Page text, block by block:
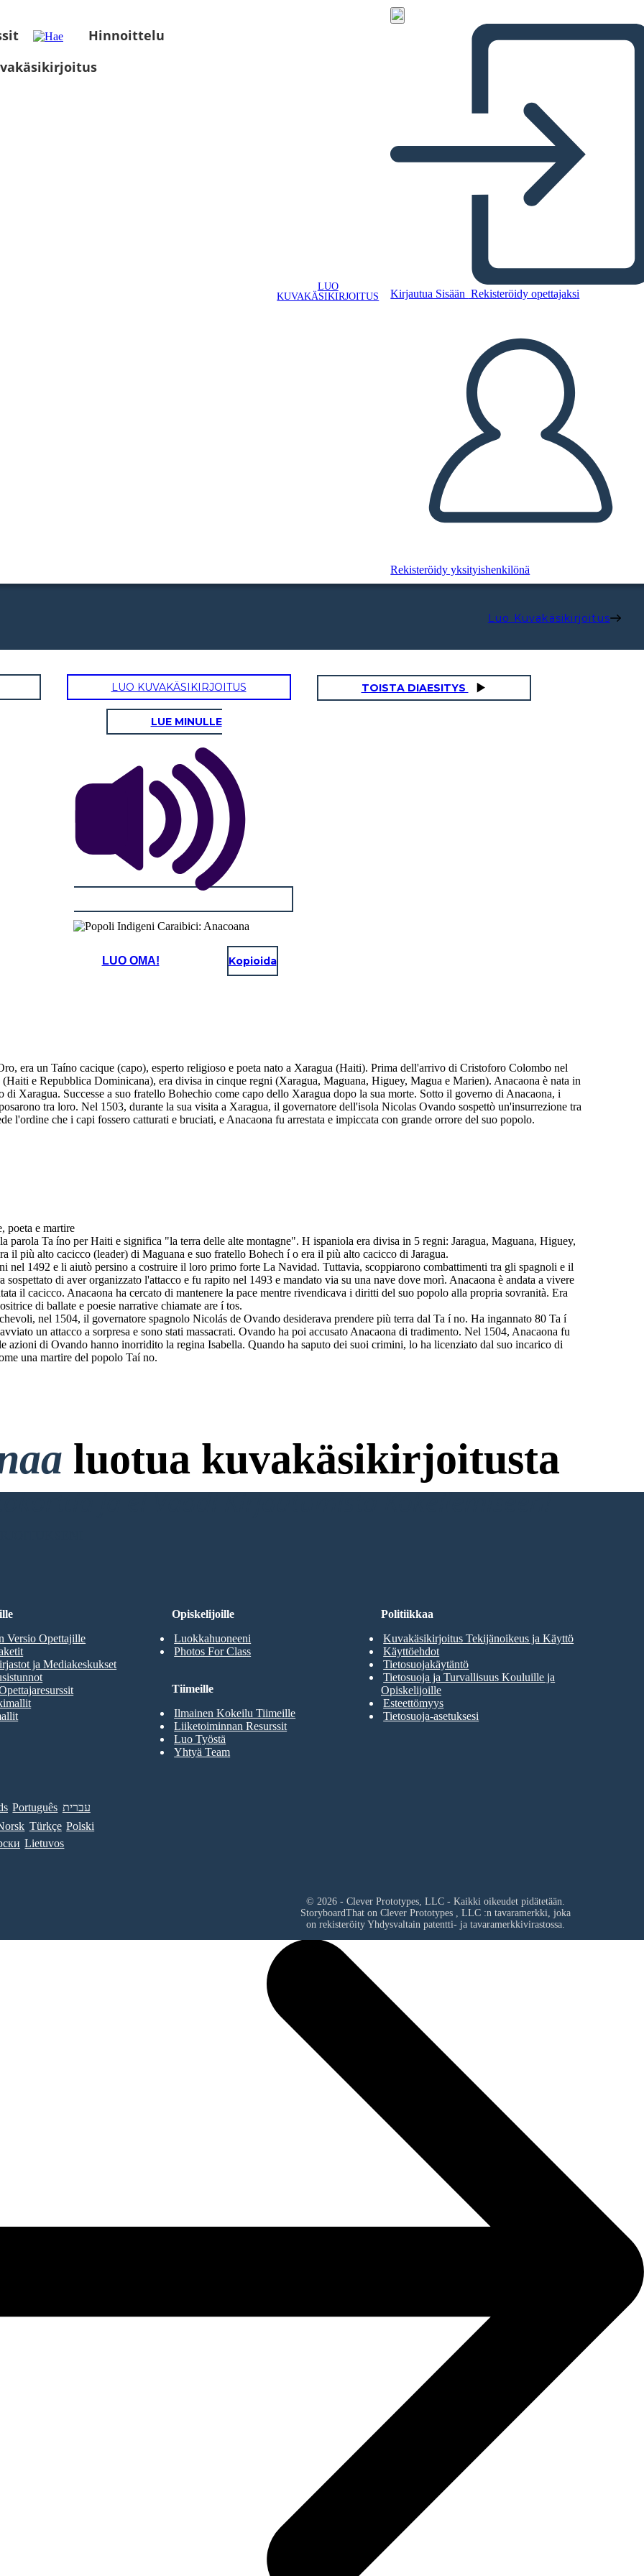
Hinnoittelu
LUO
KUVAKÄSIKIRJOITUS
Kirjautua Sisään Rekisteröidy opettajaksi
Rekisteröidy yksityishenkilönä
Luo Kuvakäsikirjoitus
LUO KUVAKÄSIKIRJOITUS TOISTA DIAESITYS
LUE MINULLE
LUO OMA! Kopioida
era un Taíno cacique (capo), esperto religioso e poeta nato a Xaragua (Haiti). Prima dell'arrivo di Cristoforo Colombo nel
e Repubblica Dominicana), era divisa in cinque regni (Xaragua, Maguana, Higuey, Magua e Marien). Anacaona è nata in
Xaragua. Successe a suo fratello Bohechio come capo dello Xaragua dopo la sua morte. Sotto il governo di Anacaona, i
tra loro. Nel 1503, durante la sua visita a Xaragua, il governatore dell'isola Nicolas Ovando sospettò un'insurrezione tra
l'ordine che i capi fossero catturati e bruciati, e Anacaona fu arrestata e impiccata con grande orrore del suo popolo.
poeta e martire
parola Ta íno per Haiti e significa "la terra delle alte montagne". H ispaniola era divisa in 5 regni: Jaragua, Maguana, Higuey,
il più alto cacicco (leader) di Maguana e suo fratello Bohech í o era il più alto cacicco di Jaragua.
nel 1492 e li aiutò persino a costruire il loro primo forte La Navidad. Tuttavia, scoppiarono combattimenti tra gli spagnoli e il
di aver organizzato l'attacco e fu rapito nel 1493 e mandato via su una nave dove morì. Anacaona è andata a vivere
il cacicco. Anacaona ha cercato di mantenere la pace mentre rivendicava i diritti del suo popolo alla propria sovranità. Era
di ballate e poesie narrative chiamate are í tos.
nel 1504, il governatore spagnolo Nicolás de Ovando desiderava prendere più terra dal Ta í no. Ha ingannato 80 Ta í
un attacco a sorpresa e sono stati massacrati. Ovando ha poi accusato Anacaona di tradimento. Nel 1504, Anacaona fu
azioni di Ovando hanno inorridito la regina Isabella. Quando ha saputo dei suoi crimini, lo ha licenziato dal suo incarico di
una martire del popolo Taí no.
luotua kuvakäsikirjoitusta
ja ei Vaadi Kirjautumista Kokeilemiseen!
Opiskelijoille
Luokkahuoneeni
Photos For Class
Versio Opettajille
ja Mediakeskukset
Tiimeille
Ilmainen Kokeilu Tiimeille
Liiketoiminnan Resurssit
Luo Työstä
Yhtyä Team
Politiikkaa
Kuvakäsikirjoitus Tekijänoikeus ja Käyttö
Käyttöehdot
Tietosuojakäytäntö
Tietosuoja ja Turvallisuus Kouluille ja
Opiskelijoille
Esteettömyys
Tietosuoja-asetuksesi
Português עברית
Türkçe Polski
Lietuvos
© 2026 - Clever Prototypes, LLC - Kaikki oikeudet pidätetään.
StoryboardThat on Clever Prototypes , LLC:n tavaramerkki, joka
on rekisteröity Yhdysvaltain patentti- ja tavaramerkkivirastossa.